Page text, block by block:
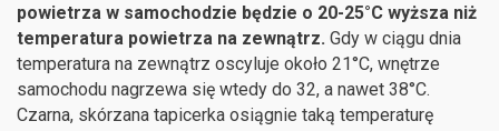
powietrza w samochodzie będzie o 20-25°C wyższa niż
temperatura powietrza na zewnątrz. Gdy w ciągu dnia
temperatura na zewnątrz oscyluje około 21°C, wnętrze
samochodu nagrzewa się wtedy do 32, a nawet 38°C.
Czarna, skórzana tapicerka osiągnie taką temperaturę